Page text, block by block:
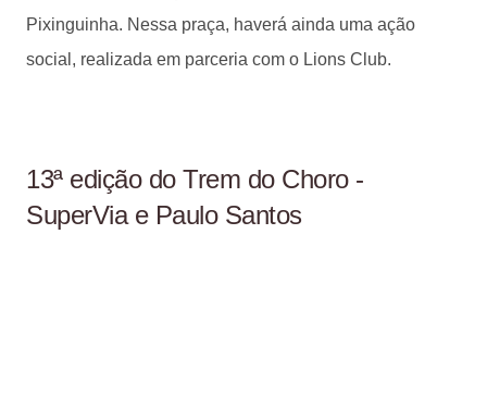
Pixinguinha. Nessa praça, haverá ainda uma ação
social, realizada em parceria com o Lions Club.
13ª edição do Trem do Choro -
SuperVia e Paulo Santos